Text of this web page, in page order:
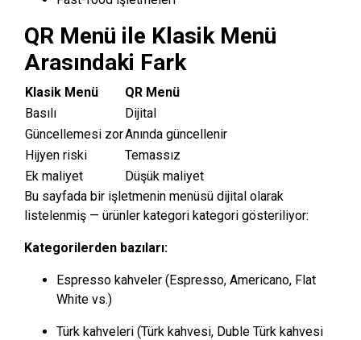
QR Menü ile Klasik Menü
Arasındaki Fark
Klasik Menü
QR Menü
Basılı
Dijital
Güncellemesi zorAnında güncellenir
Hijyen riski
Temassız
Ek maliyet
Düşük maliyet
Bu sayfada bir işletmenin menüsü dijital olarak
listelenmiş — ürünler kategori kategori gösteriliyor:
Kategorilerden bazıları:
Espresso kahveler (Espresso, Americano, Flat
White vs.)
Türk kahveleri (Türk kahvesi, Duble Türk kahvesi